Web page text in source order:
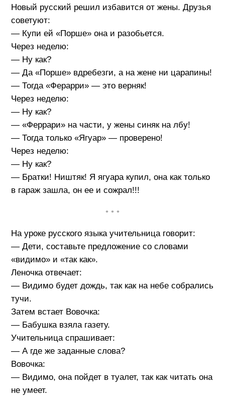
Новый русский решил избавится от жены. Друзья
советуют:
— Купи ей «Порше» она и разобьется.
Через неделю:
— Ну как?
— Да «Порше» вдребезги, а на жене ни царапины!
— Тогда «Ферарри» — это верняк!
Через неделю:
— Ну как?
— «Феррари» на части, у жены синяк на лбу!
— Тогда только «Ягуар» — проверено!
Через неделю:
— Ну как?
— Братки! Ништяк! Я ягуара купил, она как только
в гараж зашла, он ее и сожрал!!!
• • •
На уроке русского языка учительница говорит:
— Дети, составьте предложение со словами
«видимо» и «так как».
Леночка отвечает:
— Видимо будет дождь, так как на небе собрались
тучи.
Затем встает Вовочка:
— Бабушка взяла газету.
Учительница спрашивает:
— А где же заданные слова?
Вовочка:
— Видимо, она пойдет в туалет, так как читать она
не умеет.